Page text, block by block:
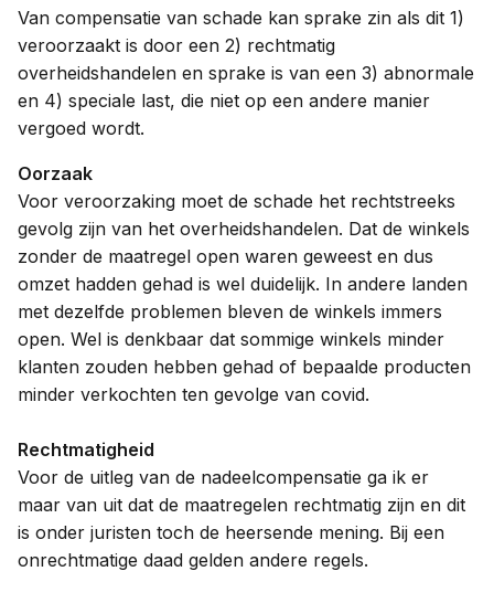
Van compensatie van schade kan sprake zin als dit 1)
veroorzaakt is door een 2) rechtmatig
overheidshandelen en sprake is van een 3) abnormale
en 4) speciale last, die niet op een andere manier
vergoed wordt.
Oorzaak
Voor veroorzaking moet de schade het rechtstreeks
gevolg zijn van het overheidshandelen. Dat de winkels
zonder de maatregel open waren geweest en dus
omzet hadden gehad is wel duidelijk. In andere landen
met dezelfde problemen bleven de winkels immers
open. Wel is denkbaar dat sommige winkels minder
klanten zouden hebben gehad of bepaalde producten
minder verkochten ten gevolge van covid.
Rechtmatigheid
Voor de uitleg van de nadeelcompensatie ga ik er
maar van uit dat de maatregelen rechtmatig zijn en dit
is onder juristen toch de heersende mening. Bij een
onrechtmatige daad gelden andere regels.